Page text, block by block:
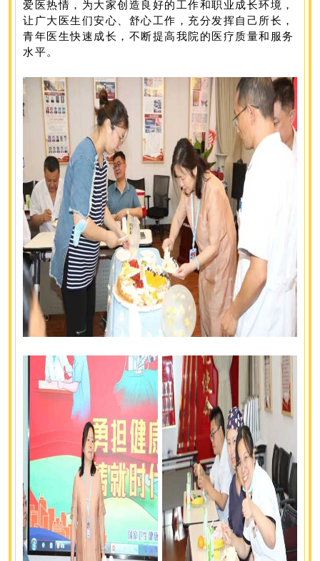
爱医热情，为大家创造良好的工作和职业成长环境，
让广大医生们安心、舒心工作，充分发挥自己所长，
青年医生快速成长，不断提高我院的医疗质量和服务
水平。